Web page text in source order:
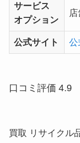
サービス
オプション
公式サイト 公
口コミ評価 4.9
買取 リサイクル